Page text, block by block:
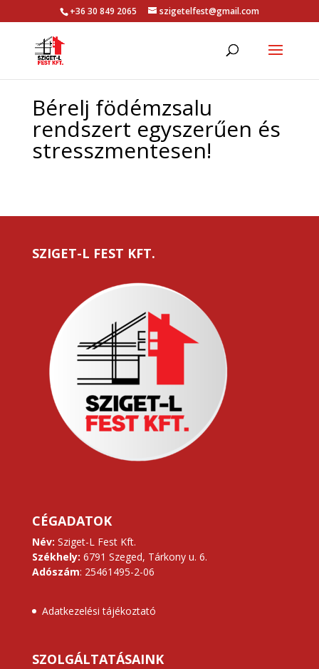
+36 30 849 2065 szigetelfest@gmail.com
Bérelj födémzsalu
rendszert egyszerűen és
stresszmentesen!
SZIGET-L FEST KFT.
CÉGADATOK
Név: Sziget-L Fest Kft.
Székhely: 6791 Szeged, Tárkony u. 6.
Adószám: 25461495-2-06
Adatkezelési tájékoztató
SZOLGÁLTATÁSAINK